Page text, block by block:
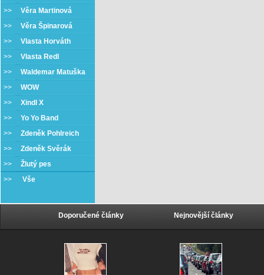
>> Věra Martinová
>> Věra Špinarová
>> Vlasta Horváth
>> Vlasta Redl
>> Waldemar Matuška
>> WOW
>> Xindl X
>> Yo Yo Band
>> Zdeněk Pohlreich
>> Zdeněk Svěrák
>> Žlutý pes
>>
Vše
Doporučené články Nejnovější články